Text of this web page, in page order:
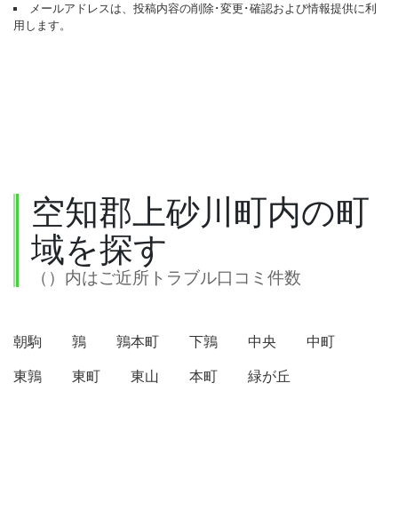
メールアドレスは、投稿内容の削除･変更･確認および情報提供に利
用します。
空知郡上砂川町内の町
域を探す
（）内はご近所トラブル口コミ件数
朝駒 鶉 鶉本町 下鶉 中央
中町
東鶉
東町 東山 本町 緑が丘